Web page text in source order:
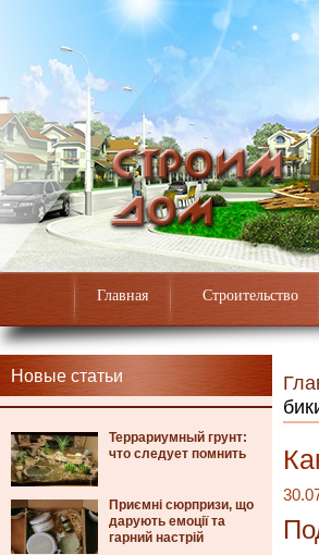
Главная Строительство
Новые статьи
Террариумный грунт:
что следует помнить
Приємні сюрпризи, що
дарують емоції та
гарний настрій